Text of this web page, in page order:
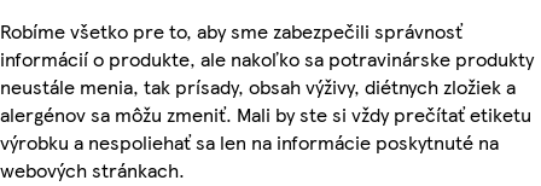
Robíme všetko pre to, aby sme zabezpečili správnosť
informácií o produkte, ale nakoľko sa potravinárske produkty
neustále menia, tak prísady, obsah výživy, diétnych zložiek a
alergénov sa môžu zmeniť. Mali by ste si vždy prečítať etiketu
výrobku a nespoliehať sa len na informácie poskytnuté na
webových stránkach.